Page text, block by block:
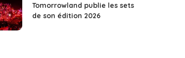
Tomorrowland publie les sets
de son édition 2026